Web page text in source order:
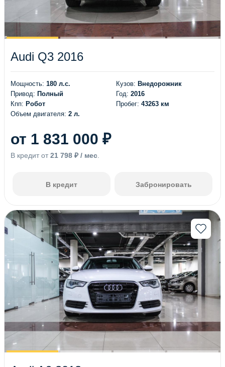
Audi Q3 2016
Мощность: 180 л.с.
Привод: Полный
Кпп: Робот
Объем двигателя: 2 л.
Кузов: Внедорожник
Год: 2016
Пробег: 43263 км
от 1 831 000 ₽
В кредит от 21 798 ₽ / мес
В кредит Забронировать